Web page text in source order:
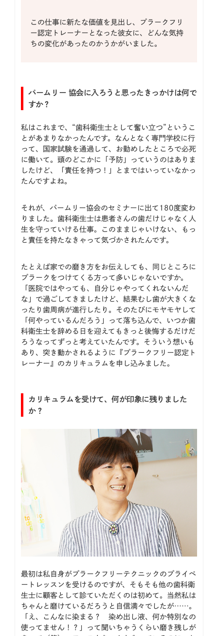
この仕事に新たな価値を見出し、プラークフリ
ー認定トレーナーとなった彼女に、どんな気持
ちの変化があったのかうかがいました。
パームリー 協会に入ろうと思ったきっかけは何で
すか？
私はこれまで、“歯科衛生士として奮い立つ”というこ
とがあまりなかったんです。なんとなく専門学校に行
って、国家試験を通過して、お勤めしたところで必死
に働いて。頭のどこかに「予防」っていうのはありま
したけど、「責任を持つ！」とまではいっていなかっ
たんですよね。
それが、パームリー協会のセミナーに出て180度変わ
りました。歯科衛生士は患者さんの歯だけじゃなく人
生を守っていける仕事。このままじゃいけない、もっ
と責任を持たなきゃって気づかされたんです。
たとえば家での磨き方をお伝えしても、同じところに
プラークをつけてくる方って多いじゃないですか。
「医院ではやっても、自分じゃやってくれないんだ
な」で過ごしてきましたけど、結果むし歯が大きくな
ったり歯周病が進行したり。そのたびにモヤモヤして
「何やっているんだろう」って落ち込んで、いつか歯
科衛生士を辞める日を迎えてもきっと後悔するだけだ
ろうなってずっと考えていたんです。そういう想いも
あり、突き動かされるように『プラークフリー認定ト
レーナー』のカリキュラムを申し込みました。
カリキュラムを受けて、何が印象に残りました
か？
最初は私自身がプラークフリーテクニックのプライベ
ートレッスンを受けるのですが、そもそも他の歯科衛
生士に顧客として診ていただくのは初めて。当然私は
ちゃんと磨けているだろうと自信満々でしたが……。
「え、こんなに染まる？ 染め出し液、何か特別なの
使ってません！？」って聞いちゃうくらい磨き残しが